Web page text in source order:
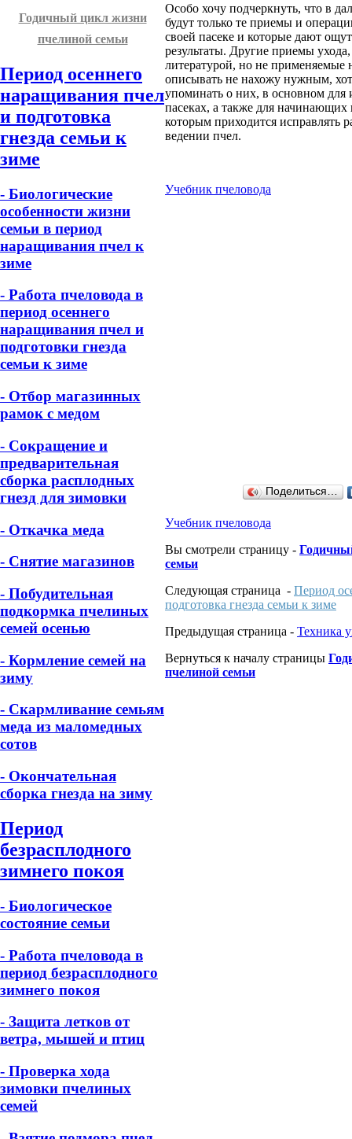
Годичный цикл жизни
пчелиной семьи
Период осеннего
наращивания пчел
и подготовка
гнезда семьи к
зиме
- Биологические
особенности жизни
семьи в период
наращивания пчел к
зиме
- Работа пчеловода в
период осеннего
наращивания пчел и
подготовки гнезда
семьи к зиме
- Отбор магазинных
рамок с медом
- Сокращение и
предварительная
сборка расплодных
гнезд для зимовки
- Откачка меда
- Снятие магазинов
- Побудительная
подкормка пчелиных
семей осенью
- Кормление семей на
зиму
- Скармливание семьям
меда из маломедных
сотов
- Окончательная
сборка гнезда на зиму
Период
безрасплодного
зимнего покоя
- Биологическое
состояние семьи
- Работа пчеловода в
период безрасплодного
зимнего покоя
- Защита летков от
ветра, мышей и птиц
- Проверка хода
зимовки пчелиных
семей
Особо хочу подчеркнуть, что в
будут только те приемы и
своей пасеке и которые дают
результаты. Другие приемы
литературой, но не применяемые
описывать не нахожу нужным,
упоминать о них, в основном для
пасеках, а также для
которым приходится исправлять
ведении пчел.
Учебник пчеловода
Поделиться…
Учебник пчеловода
Вы смотрели страницу -
семьи
Следующая страница - Период
подготовка гнезда семьи к зиме
Предыдущая страница - Техника
Вернуться к началу страницы
пчелиной семьи